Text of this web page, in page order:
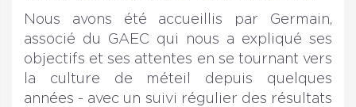
Nous avons été accueillis par Germain,
associé du GAEC qui nous a expliqué ses
objectifs et ses attentes en se tournant vers
la culture de méteil depuis quelques
années - avec un suivi régulier des résultats